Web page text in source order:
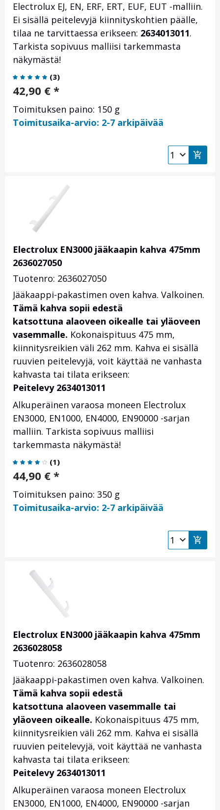
Electrolux EJ, EN, ERF, ERT, EUF, EUT -malliin.
Ei sisällä peitelevyjä kiinnityskohtien päälle,
tilaa ne tarvittaessa erikseen: 2634013011.
Tarkista sopivuus malliisi tarkemmasta
näkymästä!
(3)
42,90 € *
Toimituksen paino: 150 g
Toimitusaika-arvio: 2-7 arkipäivää
Electrolux EN3000 jääkaapin kahva 475mm
2636027050
Tuotenro: 2636027050
Jääkaappi-pakastimen oven kahva. Valkoinen.
Tämä kahva sopii edestä
katsottuna alaoveen oikealle tai yläoveen
vasemmalle. Kokonaispituus 475 mm,
kiinnitysreikien väli 262 mm. Kahva ei sisällä
ruuvien peitelevyjä, voit käyttää ne vanhasta
kahvasta tai tilata erikseen:
Peitelevy 2634013011
Alkuperäinen varaosa moneen Electrolux
EN3000, EN1000, EN4000, EN90000 -sarjan
malliin. Tarkista sopivuus malliisi
tarkemmasta näkymästä!
(1)
44,90 € *
Toimituksen paino: 350 g
Toimitusaika-arvio: 2-7 arkipäivää
Electrolux EN3000 jääkaapin kahva 475mm
2636028058
Tuotenro: 2636028058
Jääkaappi-pakastimen oven kahva. Valkoinen.
Tämä kahva sopii edestä
katsottuna alaoveen vasemmalle tai
yläoveen oikealle. Kokonaispituus 475 mm,
kiinnitysreikien väli 262 mm. Kahva ei sisällä
ruuvien peitelevyjä, voit käyttää ne vanhasta
kahvasta tai tilata erikseen:
Peitelevy 2634013011
Alkuperäinen varaosa moneen Electrolux
EN3000, EN1000, EN4000, EN90000 -sarjan